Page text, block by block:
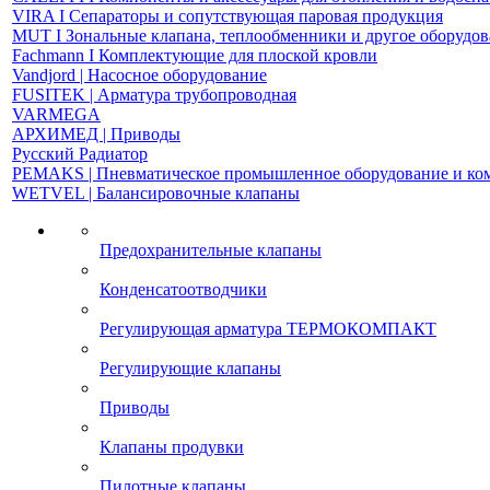
VIRA І Сепараторы и сопутствующая паровая продукция
MUT І Зональные клапана, теплообменники и другое
Fachmann І Комплектующие для плоской кровли
Vandjord | Насосное оборудование
FUSITEK | Арматура трубопроводная
VARMEGA
АРХИМЕД | Приводы
Русский Радиатор
PEMAKS | Пневматическое промышленное оборудование и
WETVEL | Балансировочные клапаны
Предохранительные клапаны
Конденсатоотводчики
Регулирующая арматура ТЕРМОКОМПАКТ
Регулирующие клапаны
Приводы
Клапаны продувки
Пилотные клапаны